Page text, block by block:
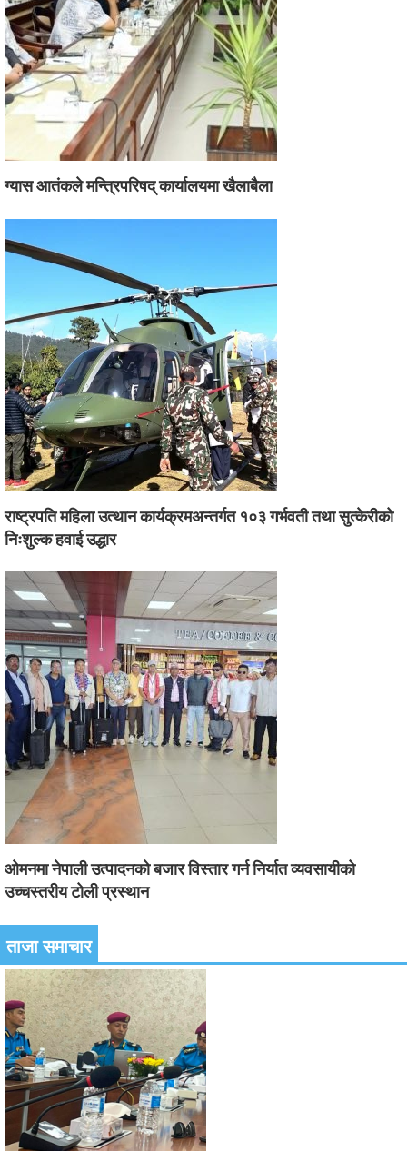
ग्यास आतंकले मन्त्रिपरिषद् कार्यालयमा खैलाबैला
राष्ट्रपति महिला उत्थान कार्यक्रमअन्तर्गत १०३ गर्भवती तथा सुत्केरीको
निःशुल्क हवाई उद्धार
ओमनमा नेपाली उत्पादनको बजार विस्तार गर्न निर्यात व्यवसायीको
उच्चस्तरीय टोली प्रस्थान
ताजा समाचार